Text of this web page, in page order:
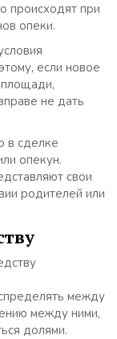
происходят при
опеки.
если новое
не дать
в сделке
опекун.
свои
родителей или
между
между ними,
долями.